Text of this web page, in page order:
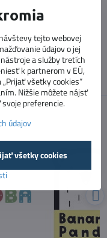
tejto webovej
údajov o jej
a služby tretích
k partnerom v EÚ,
všetky cookies“
Nižšie môžete nájsť
preferencie.
údajov
všetky cookies